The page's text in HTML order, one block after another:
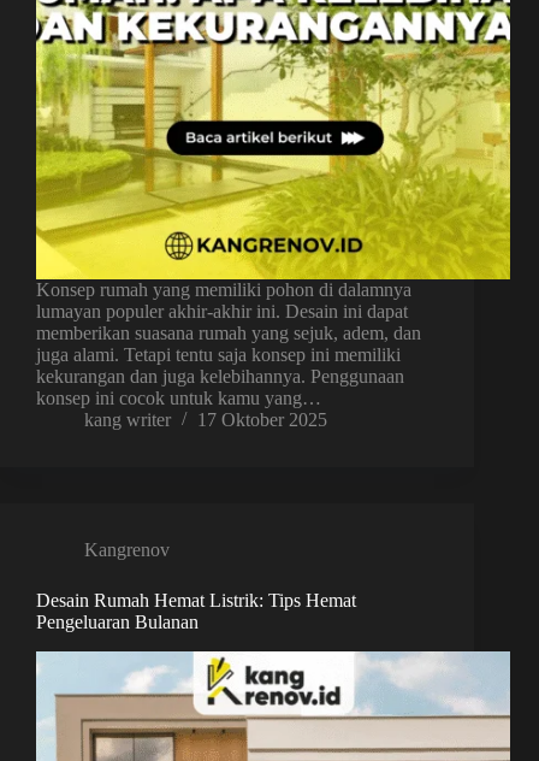
Konsep rumah yang memiliki pohon di dalamnya
lumayan populer akhir-akhir ini. Desain ini dapat
memberikan suasana rumah yang sejuk, adem, dan
juga alami. Tetapi tentu saja konsep ini memiliki
kekurangan dan juga kelebihannya. Penggunaan
konsep ini cocok untuk kamu yang…
kang writer
17 Oktober 2025
Kangrenov
Desain Rumah Hemat Listrik: Tips Hemat
Pengeluaran Bulanan